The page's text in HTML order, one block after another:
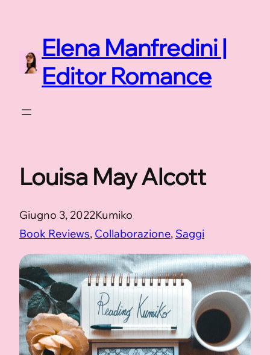
contenutoElena Manfredini |
Editor Romance
Louisa May Alcott
Giugno 3, 2022Kumiko
Book Reviews, Collaborazione, Saggi